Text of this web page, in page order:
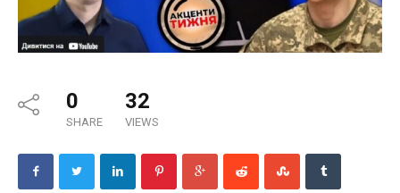
0
SHARE
32
VIEWS